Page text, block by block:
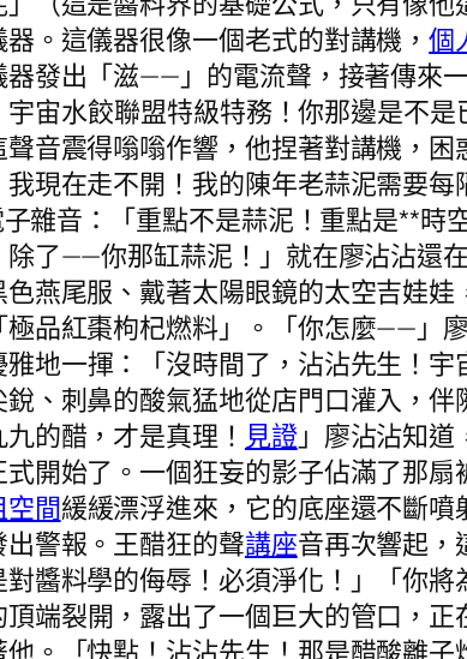
。這儀器很像一個老式的對講機，個
發出「滋——」的電流聲，接著傳來
宙水餃聯盟特級特務！你那邊是不
音震得嗡嗡作響，他捏著對講機，
現在走不開！我的陳年老蒜泥需要
雜音：「重點不是蒜泥！重點是**時
了——你那缸蒜泥！」就在廖沾沾還
燕尾服、戴著太陽眼鏡的太空吉娃
品紅棗枸杞燃料」。「你怎麼——」
地一揮：「沒時間了，沾沾先生！
、刺鼻的酸氣猛地從店門口灌入，
的醋，才是真理！ 見證」廖沾沾知道
開始了。一個狂妄的影子佔滿了那
空間緩緩漂浮進來，它的底座還不斷
警報。王醋狂的聲講座音再次響起，
醬料學的侮辱！必須淨化！」「你
端裂開，露出了一個巨大的管口，